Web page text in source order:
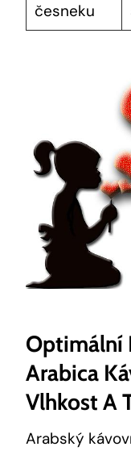
česneku
Optimální
Arabica
Vlhkost A
Arabský